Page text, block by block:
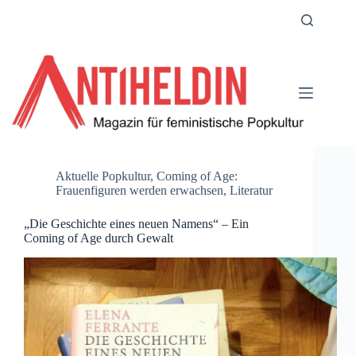
Aktuelle Popkultur, Coming of Age:
Frauenfiguren werden erwachsen, Literatur
„Die Geschichte eines neuen Namens“ – Ein
Coming of Age durch Gewalt